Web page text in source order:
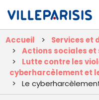
Accueil
Services et
Actions sociales
Lutte contre les
cyberharcèlement et
Le